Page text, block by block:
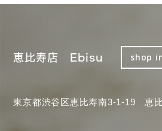
恵比寿店 Ebisu shop
東京都渋谷区恵比寿南3-1-19 恵